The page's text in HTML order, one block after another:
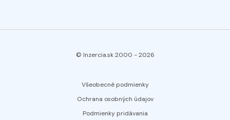
© Inzercia.sk 2000 -2026
Všeobecné podmienky
Ochrana osobných údajov
Podmienky pridávania